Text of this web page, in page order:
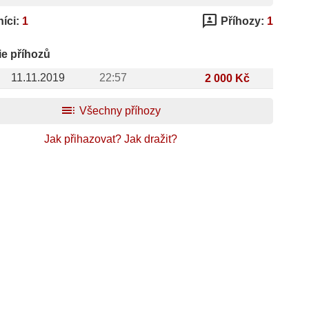
1 3p Příhozy: 1
příhozů
11.11.2019
22:57 2 000 Kč
toc Všechny příhozy
Jak přihazovat? Jak dražit?